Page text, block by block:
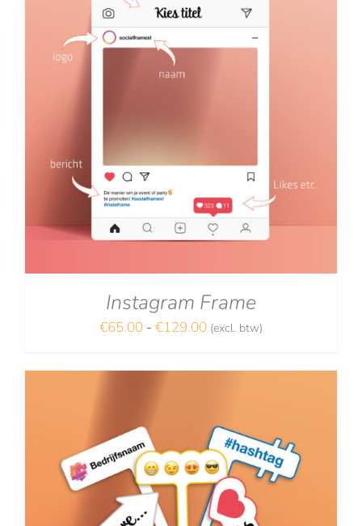
Instagram Frame
€65.00 - €129.00Prijsklasse:
tot
(excl. btw)